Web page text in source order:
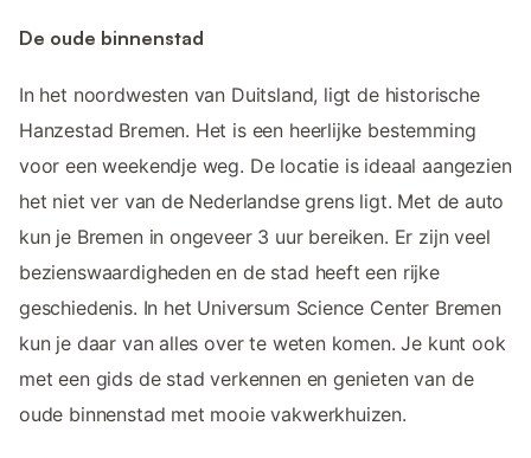
De oude binnenstad
In het noordwesten van Duitsland, ligt de historische
Hanzestad Bremen. Het is een heerlijke bestemming
voor een weekendje weg. De locatie is ideaal aangezien
het niet ver van de Nederlandse grens ligt. Met de auto
kun je Bremen in ongeveer 3 uur bereiken. Er zijn veel
bezienswaardigheden en de stad heeft een rijke
geschiedenis. In het Universum Science Center Bremen
kun je daar van alles over te weten komen. Je kunt ook
met een gids de stad verkennen en genieten van de
oude binnenstad met mooie vakwerkhuizen.